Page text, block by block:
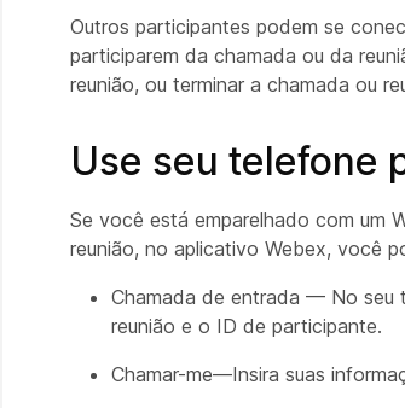
Outros participantes podem se
participarem da chamada ou da
reunião, ou terminar a chamada ou
Use seu telefone
Se você está emparelhado com um
reunião, no aplicativo Webex, você
Chamada de entrada — No seu
reunião e o ID de participante.
Chamar-me—Insira suas